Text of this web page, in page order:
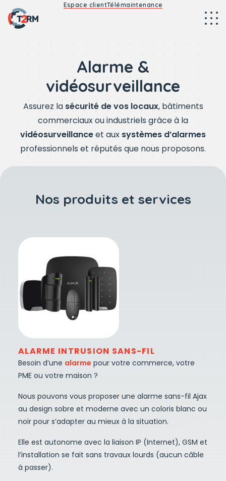
Espace clientTélémaintenance
Alarme &
vidéosurveillance
Assurez la sécurité de vos locaux, bâtiments
commerciaux ou industriels grâce à la
vidéosurveillanceet aux systèmes d’alarmes
professionnels et réputés que nous proposons.
Nos produits et services
ALARME INTRUSION SANS-FIL
Besoin d’une alarme pour votre commerce, votre
PME ou votre maison ?
Nous pouvons vous proposer une alarme sans-fil Ajax
au design sobre et moderne avec un coloris blanc ou
noir pour s’adapter au mieux à la situation.
Elle est autonome avec la liaison IP (Internet), GSM et
l’installation se fait sans travaux lourds (aucun câble
à passer).